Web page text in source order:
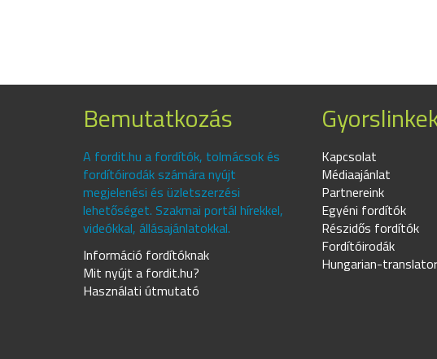
Bemutatkozás
A fordit.hu a fordítók, tolmácsok és
fordítóirodák számára nyújt
megjelenési és üzletszerzési
lehetőséget. Szakmai portál hírekkel,
videókkal, állásajánlatokkal.
Információ fordítóknak
Mit nyújt a fordit.hu?
Használati útmutató
Kapcsolat
Médiaajánlat
Partnereink
Egyéni fordítók
Részidős fordítók
Fordítóirodák
Hungarian-